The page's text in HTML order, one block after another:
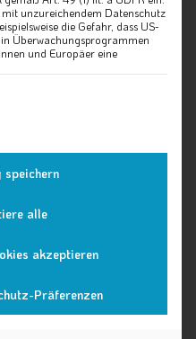
unzureichendem Datenschutz
die Gefahr, dass US-
Überwachungsprogrammen
und Europäer eine
Gruppen, für die eine
speichern
alle
akzeptieren
Präferenzen